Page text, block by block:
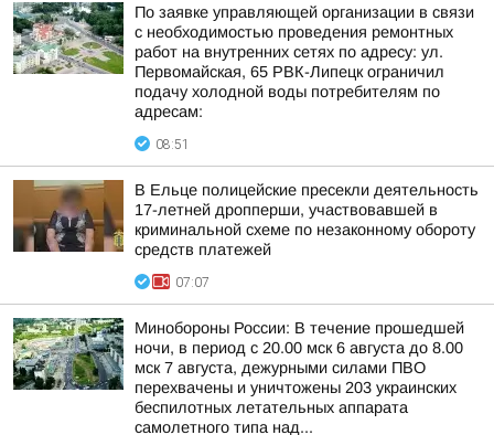
По заявке управляющей организации в связи
с необходимостью проведения ремонтных
работ на внутренних сетях по адресу: ул.
Первомайская, 65 РВК-Липецк ограничил
подачу холодной воды потребителям по
адресам:
08:51
В Ельце полицейские пресекли деятельность
17-летней дропперши, участвовавшей в
криминальной схеме по незаконному обороту
средств платежей
07:07
Минобороны России: В течение прошедшей
ночи, в период с 20.00 мск 6 августа до 8.00
мск 7 августа, дежурными силами ПВО
перехвачены и уничтожены 203 украинских
беспилотных летательных аппарата
самолетного типа над...